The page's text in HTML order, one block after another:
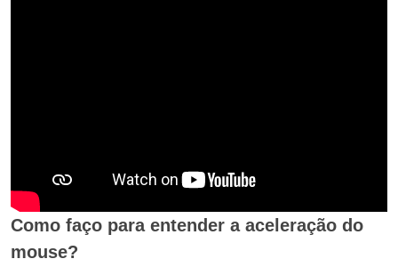
Como faço para entender a aceleração do
mouse?